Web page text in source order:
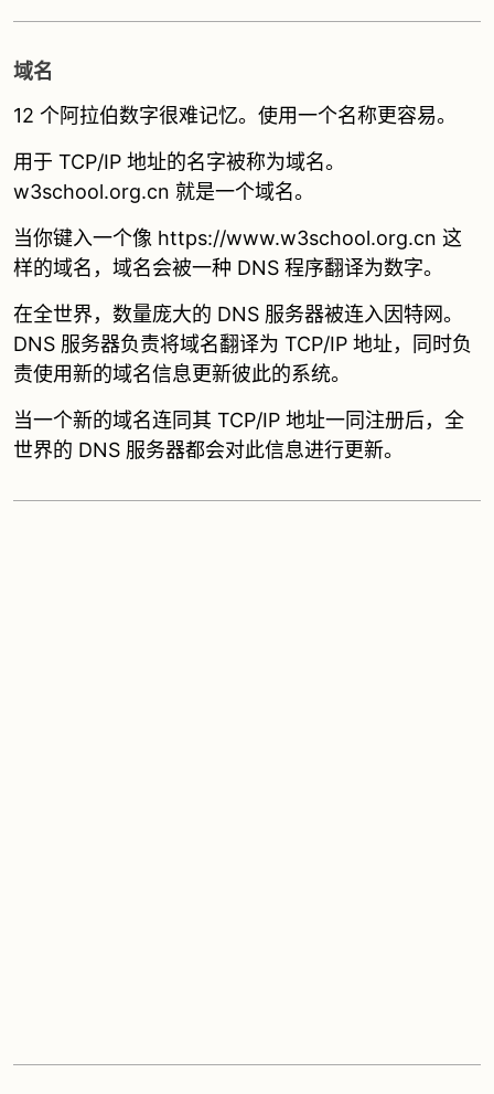
域名
12 个阿拉伯数字很难记忆。使用一个名称更容易。
用于 TCP/IP 地址的名字被称为域名。
w3school.org.cn 就是一个域名。
当你键入一个像 https://www.w3school.org.cn 这
样的域名，域名会被一种 DNS 程序翻译为数字。
在全世界，数量庞大的 DNS 服务器被连入因特网。
DNS 服务器负责将域名翻译为 TCP/IP 地址，同时负
责使用新的域名信息更新彼此的系统。
当一个新的域名连同其 TCP/IP 地址一同注册后，全
世界的 DNS 服务器都会对此信息进行更新。